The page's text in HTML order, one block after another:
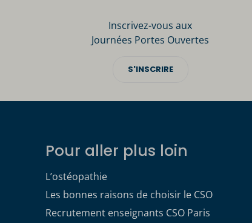
Inscrivez-vous aux
Journées Portes Ouvertes
S'INSCRIRE
Pour aller plus loin
L’ostéopathie
Les bonnes raisons de choisir le CSO
Recrutement enseignants CSO Paris